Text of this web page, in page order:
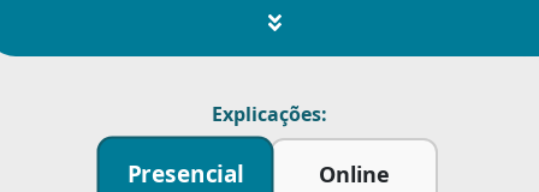
Explicações:
Presencial Online